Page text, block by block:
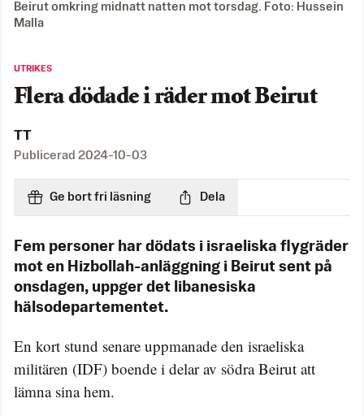
Beirut omkring midnatt natten mot torsdag. Foto: Hussein
Malla
UTRIKES
Flera dödade i räder mot Beirut
TT
Publicerad 2024-10-03
Ge bort fri läsning Dela
Fem personer har dödats i israeliska flygräder
mot en Hizbollah-anläggning i Beirut sent på
onsdagen, uppger det libanesiska
hälsodepartementet.
En kort stund senare uppmanade den israeliska
militären (IDF) boende i delar av södra Beirut att
lämna sina hem.